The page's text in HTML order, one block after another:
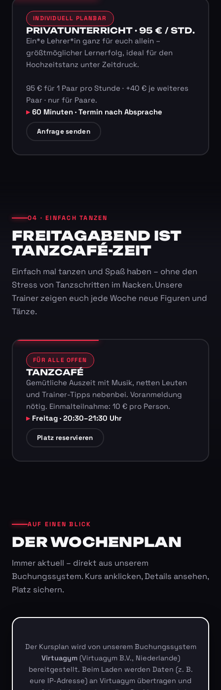
INDIVIDUELL PLANBAR
PRIVATUNTERRICHT · 95 € / STD.
Ein*e Lehrer*in ganz für euch allein –
größtmöglicher Lernerfolg, ideal für den
Hochzeitstanz unter Zeitdruck.
95 € für 1 Paar pro Stunde · +40 € je weiteres
Paar · nur für Paare.
60 Minuten · Termin nach Absprache
Anfrage senden
04 · EINFACH TANZEN
FREITAGABEND IST
TANZCAFÉ-ZEIT
Einfach mal tanzen und Spaß haben – ohne den
Stress von Tanzschritten im Nacken. Unsere
Trainer zeigen euch jede Woche neue Figuren und
Tänze.
FÜR ALLE OFFEN
TANZCAFÉ
Gemütliche Auszeit mit Musik, netten Leuten
und Trainer-Tipps nebenbei. Voranmeldung
nötig. Einmalteilnahme: 10 € pro Person.
Freitag · 20:30–21:30 Uhr
Platz reservieren
AUF EINEN BLICK
DER WOCHENPLAN
Immer aktuell – direkt aus unserem
Buchungssystem. Kurs anklicken, Details ansehen,
Platz sichern.
Der Kursplan wird von unserem Buchungssystem
Virtuagym(Virtuagym B.V., Niederlande)
bereitgestellt. Beim Laden werden Daten (z. B.
eure IP-Adresse) an Virtuagym übertragen und